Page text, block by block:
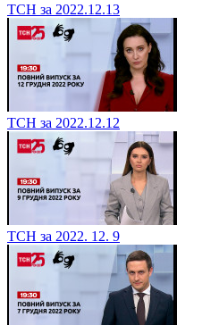
ТСН за 2022.12.13
ТСН за 2022.12.12
ТСН за 2022. 12. 9